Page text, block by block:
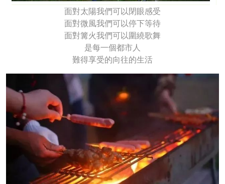
面對太陽我們可以閉眼感受
面對微風我們可以停下等待
面對篝火我們可以圍繞歌舞
是每一個都市人
難得享受的向往的生活